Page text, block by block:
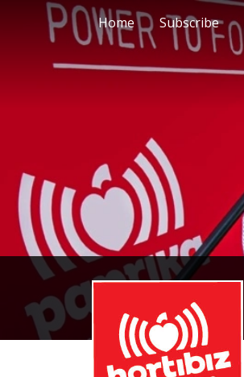
Home Subscribe